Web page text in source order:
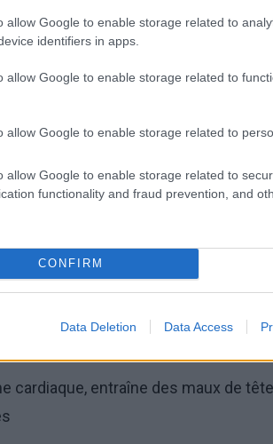
allow Google to enable storage related to
identifiers in apps.
allow Google to enable storage related to
allow Google to enable storage related to
allow Google to enable storage related to
functionality and fraud prevention, and
CONFIRM
Data Deletion Data Access
très graves. Il a un effet
de nos cheveux et de nos
également entraîner l'apparition
Avant de décider d'inclure des
nous devrions prendre contact
qui apparaissent lors d'un
de croissance, une obésité,
des troubles du
cardiaque, entraîne des maux de